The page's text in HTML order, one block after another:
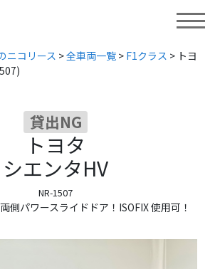
ニコリース >全車両一覧 > F1クラス > トヨ
貸出NG
トヨタ
シエンタHV
NR-1507
側パワースライドドア！ISOFIX 使用可！